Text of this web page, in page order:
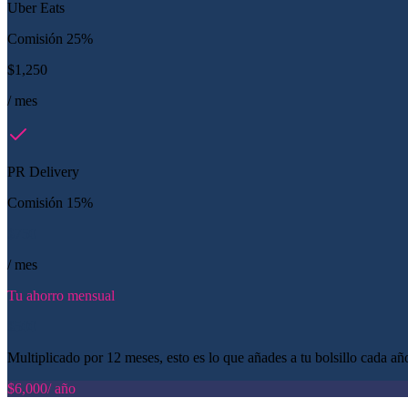
Uber Eats
Comisión 25%
$1,250
/ mes
PR Delivery
Comisión 15%
/ mes
Tu ahorro mensual
Multiplicado por 12 meses, esto es lo que añades a tu bolsillo cada
$6,000/ año